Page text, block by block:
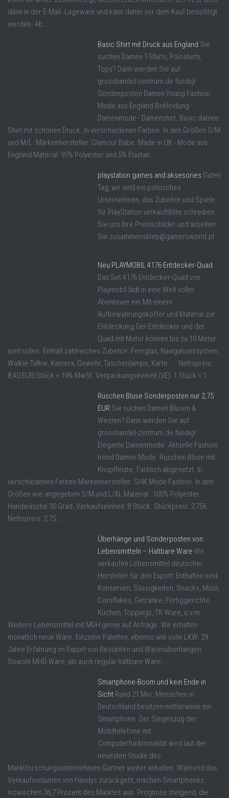
dann in der E-Mail. Lageware und kann daher vor dem Kauf besichtigt
werden. Ab ...
Basic Shirt mit Druck aus England Sie
suchen Damen T-Shirts, Poloshirts,
Tops? Dann werden Sie auf
grosshandel-zentrum.de fündig!
Sonderposten Damen Young Fashion
Mode aus England Bekleidung -
Damenmode - Damenshirt. Basic damen
Shirt mit schönen Druck. In verschiedenen Farben. In den Größen S/M
und M/L. Markenhersteller: Glamour Babe. Made in UK - Mode aus
England Material: 95% Polyester und 5% Elastan ...
playstation games and aksesories Guten
Tag, wir sind ein polnisches
Unternehmen, das Zubehör und Spiele
für PlayStation verkauftBitte schreiben
Sie uns Ihre Preisschilder und arbeiten
Sie zusammensklep@gamersworld.pl
Neu PLAYMOBIL 4176 Entdecker-Quad
Das Set 4176 Entdecker-Quad von
Playmobil lädt in eine Welt voller
Abenteuer ein.Mit einem
Aufbewahrungskoffer und Material zur
Entdeckung.Der Entdecker und der
Quad mit Motor können bis zu 10 Meter
weit rollen. Enthält zahlreiches Zubehör: Fernglas, Navigationssystem,
Walkie-Talkie, Kamera, Gewehr, Taschenlampe, Karte... Nettopreis:
8,40 EUR/Stück + 19% MwSt. Verpackungseinheit (VE): 1 Stück = 1 ...
Rüschen Bluse Sonderposten nur 2,75
EUR Sie suchen Damen Blusen &
Westen? Dann werden Sie auf
grosshandel-zentrum.de fündig!
Elegante Damenmode. Aktuelle Fashion
trend Damen Mode. Rüschen Bluse mit
Knopfleiste. Farblich abgesetzt. In
verschiedenen Farben Markenhersteller: SHK Mode Fashion. In den
Größen wie angegeben S/M und L/XL Material : 100% Polyester.
Handwäsche 30 Grad. Verkaufseinheit: 8 Stück. Stückpreis: 2,75€.
Nettopreis: 2,75 ...
Überhänge und Sonderposten von
Lebensmitteln – Haltbare Ware Wir
verkaufen Lebensmittel deutscher
Hersteller für den Export: Enthalten sind
Konserven, Süssigkeiten, Snacks, Müsli,
Cornflakes, Getränke, Fertiggerichte,
Kuchen, Toppings, TK-Ware, u.v.m.
Weitere Lebensmittel mit MDH gerne auf Anfrage. Wir erhalten
monatlich neue Ware. Einzelne Paletten, ebenso wie volle LKW. 29
Jahre Erfahrung im Export von Restanten und Warenüberhängen.
Sowohl MHD-Ware, als auch regulär haltbare Ware ...
Smartphone-Boom und kein Ende in
Sicht Rund 21 Mio. Menschen in
Deutschland besitzen mittlerweile ein
Smartphone. Der Siegeszug der
Mobiltelefone mit
Computerfunktionalität wird laut der
neuesten Studie des
Marktforschungsunternehmen Gartner weiter anhalten. Während das
Verkaufsvolumen von Handys zurückgeht, machen Smartphones
inzwischen 36,7 Prozent des Marktes aus. Prognose steigend, die